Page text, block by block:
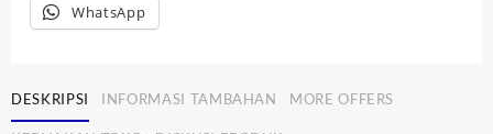
WhatsApp
DESKRIPSI INFORMASI TAMBAHAN MORE OFFERS